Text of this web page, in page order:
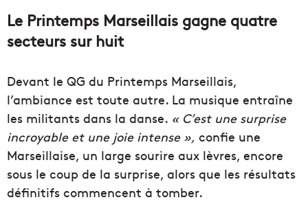
Le Printemps Marseillais gagne quatre
secteurs sur huit
Devant le QG du Printemps Marseillais,
l’ambiance est toute autre. La musique entraîne
les militants dans la danse. « C’est une surprise
incroyable et une joie intense », confie une
Marseillaise, un large sourire aux lèvres, encore
sous le coup de la surprise, alors que les résultats
définitifs commencent à tomber.